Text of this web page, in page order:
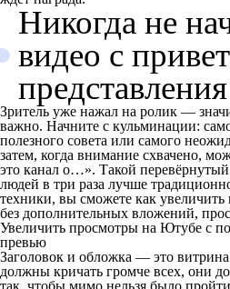
Никогда не
видео с
представления
Зритель уже нажал на ролик —
важно. Начните с кульминации:
полезного совета или самого
затем, когда внимание схвачено,
это канал о…». Такой
людей в три раза лучше
техники, вы сможете как
без дополнительных вложений,
Увеличить просмотры на Ютубе с
превью
Заголовок и обложка — это
должны кричать громче всех, они
так, чтобы мимо нельзя было